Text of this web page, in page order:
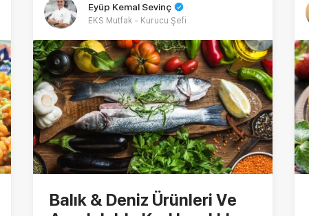
Eyüp Kemal Sevinç
EKS Mutfak - Kurucu Şefi
Balık & Deniz Ürünleri Ve